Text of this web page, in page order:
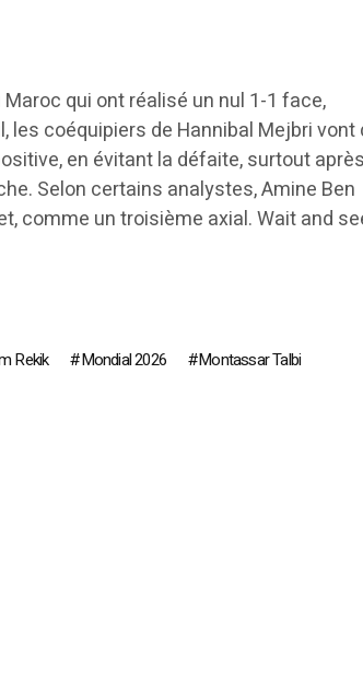
qui ont réalisé un nul 1-1 face,
les coéquipiers de Hannibal Mejbri vont
en évitant la défaite, surtout
Selon certains analystes, Amine Ben
comme un troisième axial. Wait and
Rekik Mondial 2026
Montassar Talbi